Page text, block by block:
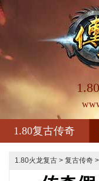
1.80复古传奇
1.80火龙复古 > 复古传奇